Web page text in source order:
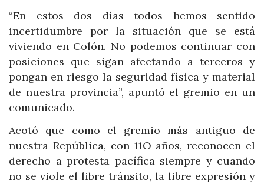
“En estos dos días todos hemos sentido
incertidumbre por la situación que se está
viviendo en Colón. No podemos continuar con
posiciones que sigan afectando a terceros y
pongan en riesgo la seguridad física y material
de nuestra provincia”, apuntó el gremio en un
comunicado.
Acotó que como el gremio más antiguo de
nuestra República, con 11O años, reconocen el
derecho a protesta pacífica siempre y cuando
no se viole el libre tránsito, la libre expresión y